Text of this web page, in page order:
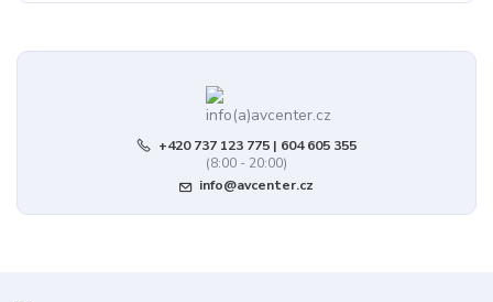
+420 737 123 775 | 604 605 355
(8:00 - 20:00)
info@avcenter.cz